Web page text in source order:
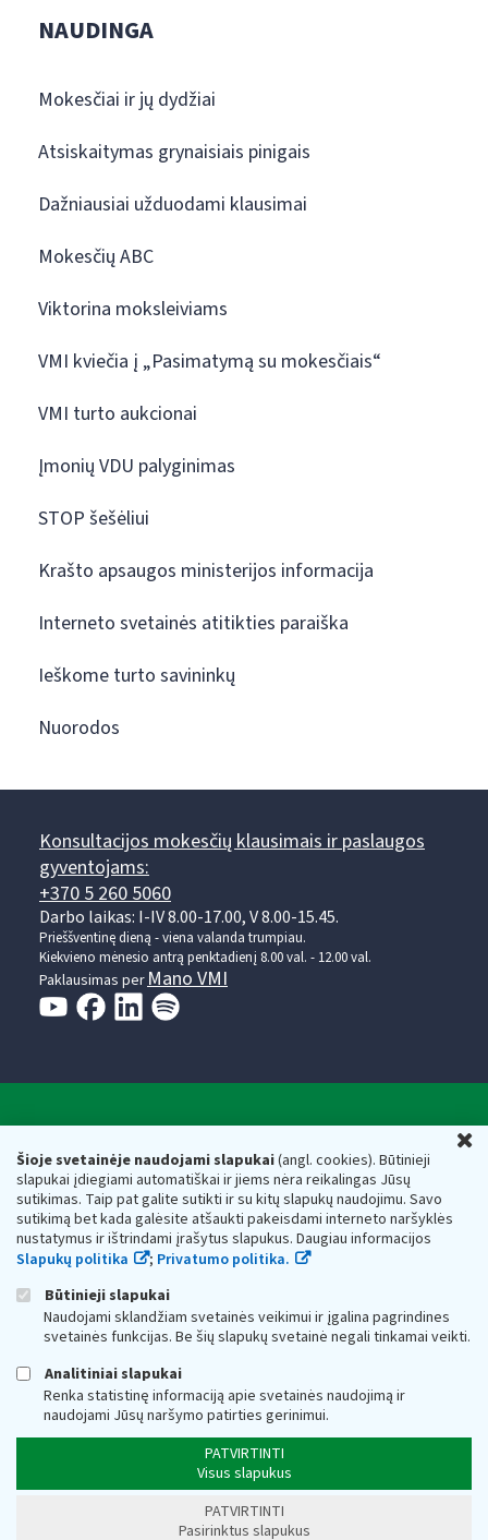
Šioje svetainėje naudojami slapukai(angl. cookies). Būtinieji
slapukai įdiegiami automatiškai ir jiems nėra reikalingas Jūsų
sutikimas. Taip pat galite sutikti ir su kitų slapukų naudojimu. Savo
sutikimą bet kada galėsite atšaukti pakeisdami interneto naršyklės
nustatymus ir ištrindami įrašytus slapukus. Daugiau informacijos
Slapukų politika
; Privatumo politika.
Būtinieji slapukai
Naudojami sklandžiam svetainės veikimui ir įgalina pagrindines
svetainės funkcijas. Be šių slapukų svetainė negali tinkamai veikti.
Analitiniai slapukai
Renka statistinę informaciją apie svetainės naudojimą ir
naudojami Jūsų naršymo patirties gerinimui.
PATVIRTINTI
Visus slapukus
PATVIRTINTI
Pasirinktus slapukus
NAUDINGA
Mokesčiai ir jų dydžiai
Atsiskaitymas grynaisiais pinigais
Dažniausiai užduodami klausimai
Mokesčių ABC
Viktorina moksleiviams
VMI kviečia į „Pasimatymą su mokesčiais“
VMI turto aukcionai
Įmonių VDU palyginimas
STOP šešėliui
Krašto apsaugos ministerijos informacija
Interneto svetainės atitikties paraiška
Ieškome turto savininkų
Nuorodos
Konsultacijos mokesčių klausimais ir paslaugos
gyventojams:
+370 5 260 5060
Darbo laikas: I-IV 8.00-17.00, V 8.00-15.45.
Prieššventinę dieną - viena valanda trumpiau.
Kiekvieno mėnesio antrą penktadienį 8.00 val. - 12.00 val.
Paklausimas per Mano VMI
Respublikos finansų ministerijos
Biudžetinė įstaiga. Juridinio asmens kodas — 188659752,
adresas: Vasario 16-osios g. 14, 01107 Vilnius, Lietuva, el.paštas:
vmi@vmi.lt, E. pristatymo dėžutės adresas 188659752
Duomenys apie Valstybinę mokesčių inspekciją prie Lietuvos
Respublikos finansų ministerijos kaupiami ir saugomi Juridinių